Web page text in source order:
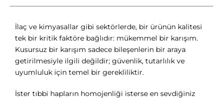
İlaç ve kimyasallar gibi sektörlerde, bir ürünün kalitesi
tek bir kritik faktöre bağlıdır: mükemmel bir karışım.
Kusursuz bir karışım sadece bileşenlerin bir araya
getirilmesiyle ilgili değildir; güvenlik, tutarlılık ve
uyumluluk için temel bir gerekliliktir.
İster tıbbi hapların homojenliği isterse en sevdiğiniz